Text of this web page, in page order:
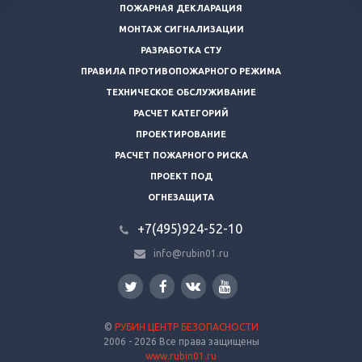
ПОЖАРНАЯ ДЕКЛАРАЦИЯ
МОНТАЖ СИГНАЛИЗАЦИИ
РАЗРАБОТКА СТУ
ПРАВИЛА ПРОТИВОПОЖАРНОГО РЕЖИМА
ТЕХНИЧЕСКОЕ ОБСЛУЖИВАНИЕ
РАСЧЕТ КАТЕГОРИЙ
ПРОЕКТИРОВАНИЕ
РАСЧЕТ ПОЖАРНОГО РИСКА
ПРОЕКТ ПОД
ОГНЕЗАЩИТА
+7(495)924-52-10
info@rubin01.ru
© РУБИН ЦЕНТР БЕЗОПАСНОСТИ
2006 - 2026 Все права защищены
www.rubin01.ru